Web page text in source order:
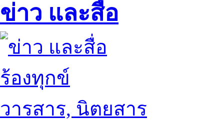
ข่าว และสื่อ
ร้องทุกข์
วารสาร, นิตยสาร